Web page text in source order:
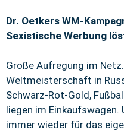
Dr. Oetkers WM-
Sexistische Werbung
Große Aufregung im
Weltmeisterschaft in
Schwarz-Rot-Gold,
liegen im Einkaufswagen.
immer wieder für das